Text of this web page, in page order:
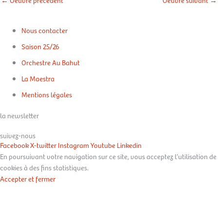
Nous contacter
Saison 25/26
Orchestre Au Bahut
La Maestra
Mentions légales
la newsletter
suivez-nous
FacebookX-twitterInstagramYoutubeLinkedin
En poursuivant votre navigation sur ce site, vous acceptez l’utilisation de
cookies à des fins statistiques.
Accepter et fermer